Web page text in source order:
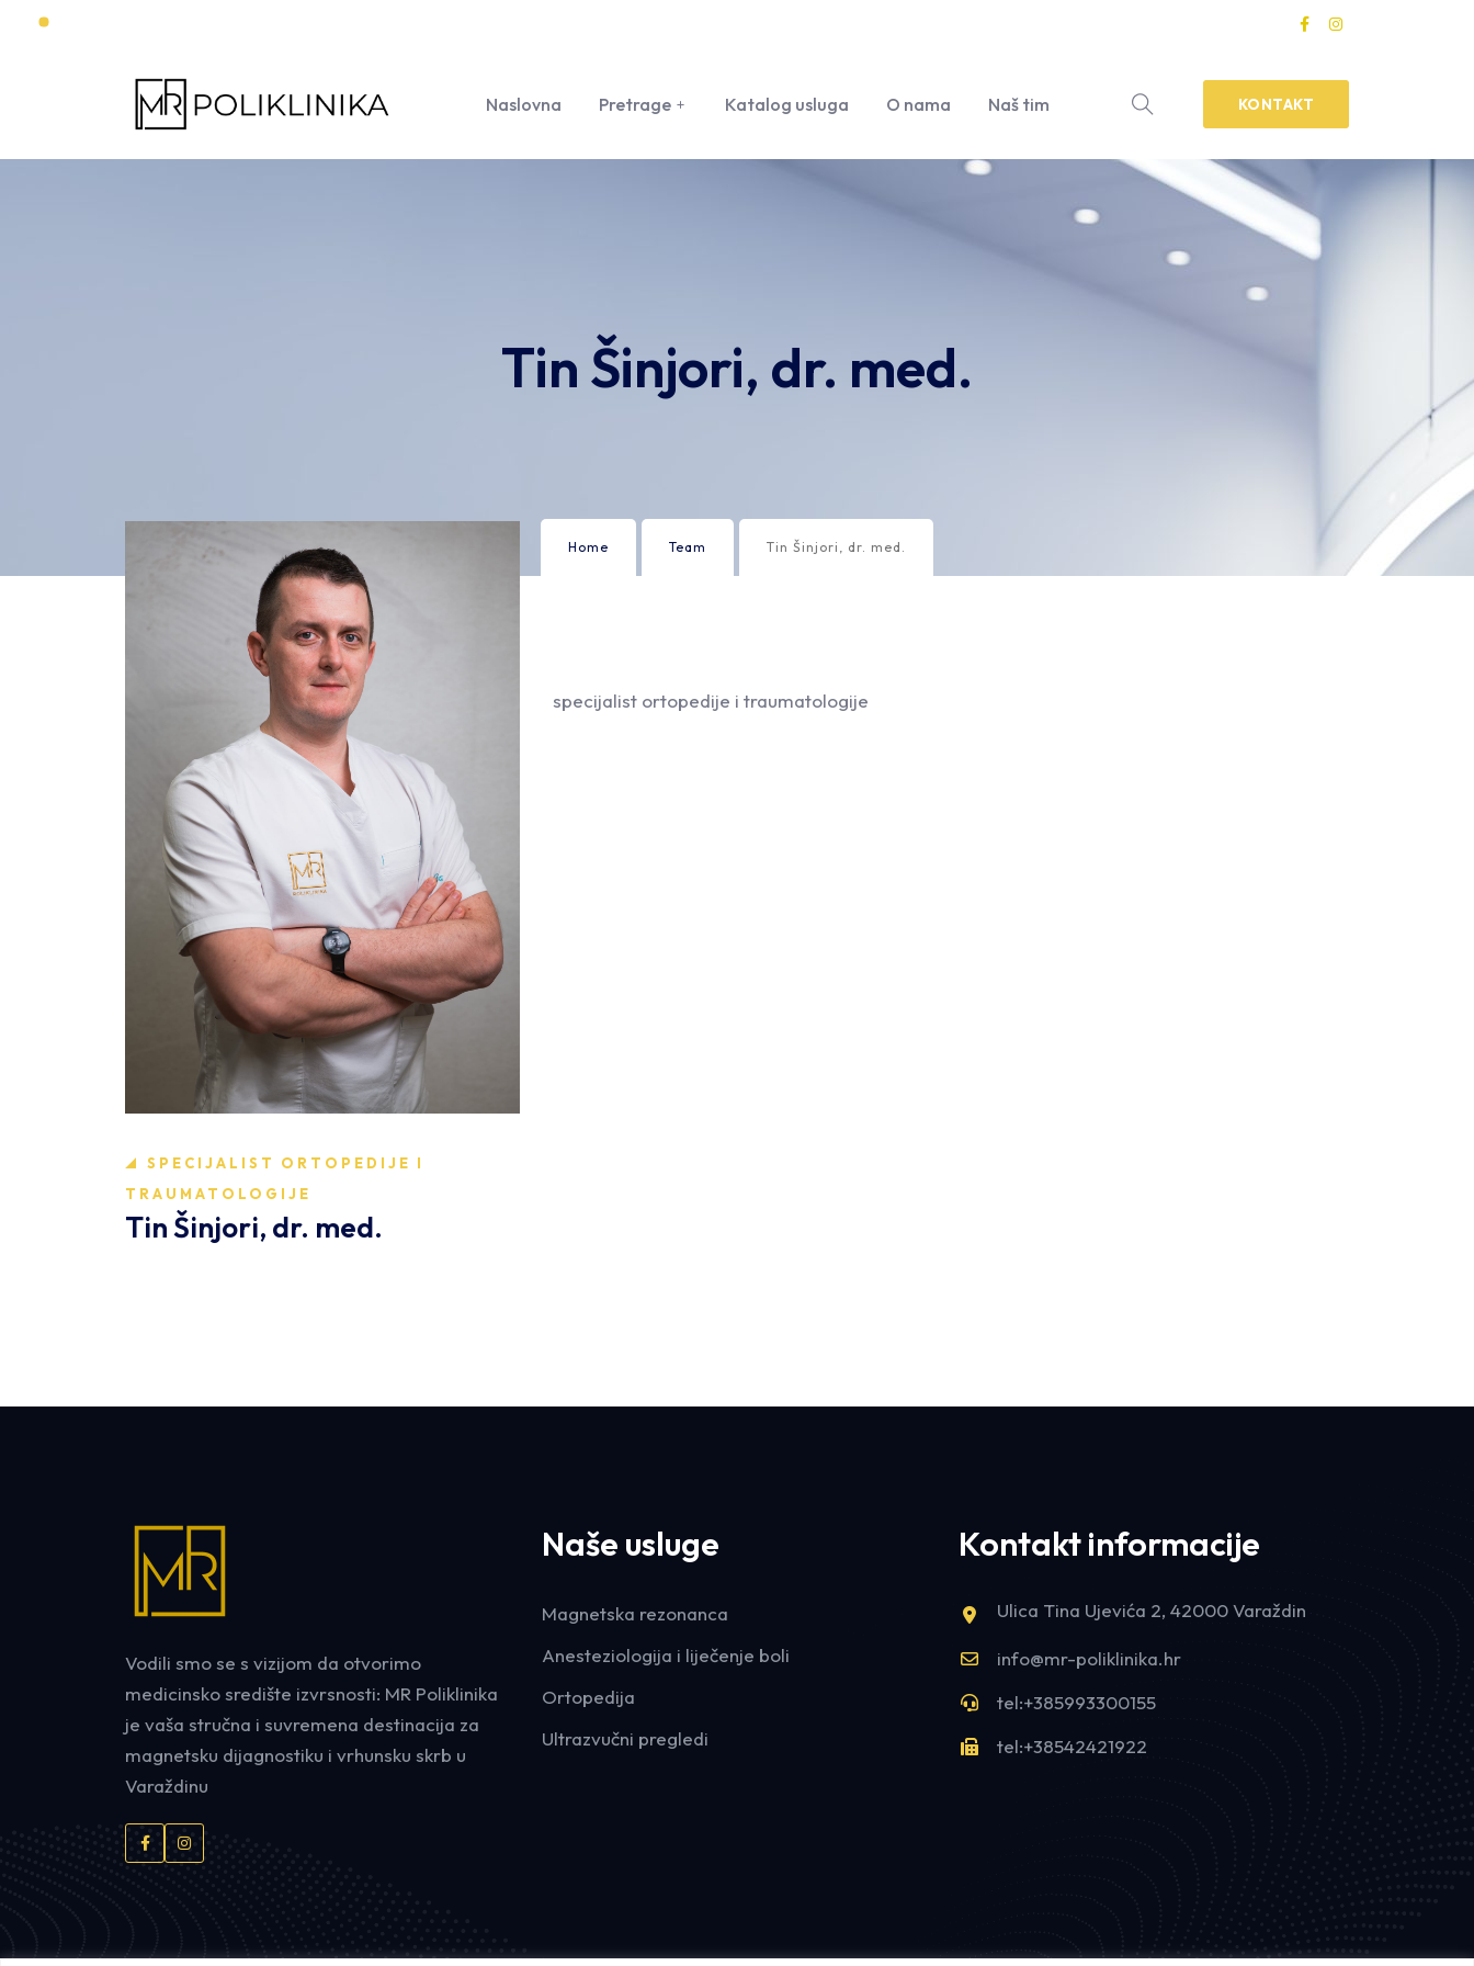
Naslovna Pretrage Katalog usluga O nama Naš tim KONTAKT
Tin Šinjori, dr. med.
Home Team Tin Šinjori, dr. med.
SPECIJALIST ORTOPEDIJE I
TRAUMATOLOGIJE
Tin Šinjori, dr. med.
specijalist ortopedije i traumatologije
Vodili smo se s vizijom da otvorimo
medicinsko središte izvrsnosti: MR Poliklinika
je vaša stručna i suvremena destinacija za
magnetsku dijagnostiku i vrhunsku skrb u
Varaždinu
Naše usluge
Magnetska rezonanca
Anesteziologija i liječenje boli
Ortopedija
Ultrazvučni pregledi
Kontakt informacije
Ulica Tina Ujevića 2, 42000 Varaždin
info@mr-poliklinika.hr
tel:+385993300155
tel:+38542421922